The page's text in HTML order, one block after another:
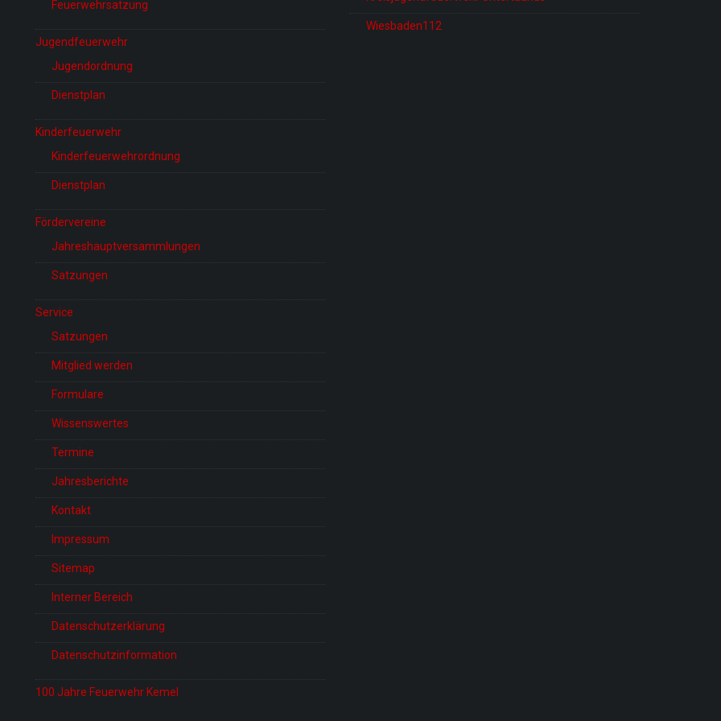
Feuerwehrsatzung
Jugendfeuerwehr
Jugendordnung
Dienstplan
Kinderfeuerwehr
Kinderfeuerwehrordnung
Dienstplan
Fördervereine
Jahreshauptversammlungen
Satzungen
Service
Satzungen
Mitglied werden
Formulare
Wissenswertes
Termine
Jahresberichte
Kontakt
Impressum
Sitemap
Interner Bereich
Datenschutzerklärung
Datenschutzinformation
100 Jahre Feuerwehr Kemel
Wiesbaden112